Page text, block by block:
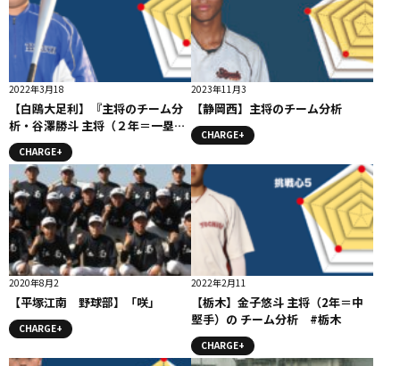
2022年3月18
【白鴎大足利】『主将のチーム分
析・谷澤勝斗 主将（２年＝一塁
手）』コラム #白鴎大足利
CHARGE+
2023年11月3
【静岡西】主将のチーム分析
CHARGE+
2020年8月2
【平塚江南 野球部】「咲」
CHARGE+
2022年2月11
【栃木】金子悠斗 主将（2年＝中
堅手）の チーム分析 #栃木
CHARGE+